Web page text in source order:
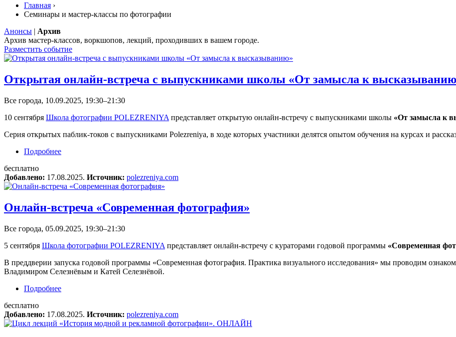
Главная ›
Семинары и мастер-классы по фотографии
Анонсы | Архив
Архив мастер-классов, воркшопов, лекций, проходивших в вашем городе.
Разместить событие
Открытая онлайн-встреча с выпускниками школы «От замысла к
Все города, 10.09.2025, 19:30–21:30
10 сентября Школа фотографии POLEZRENIYA представляет открытую онлайн-встречу с выпускниками школы «От замысла к
Cерия открытых паблик-токов с выпускниками Polezreniya, в ходе которых участники делятся опытом обучения на курсах и
Подробнее
бесплатно
Добавлено: 17.08.2025. Источник: polezreniya.com
Онлайн-встреча «Современная фотография»
Все города, 05.09.2025, 19:30–21:30
5 сентября Школа фотографии POLEZRENIYA представляет онлайн-встречу с кураторами годовой программы «Современная
В преддверии запуска годовой программы «Современная фотография. Практика визуального исследования» мы проводим
Владимиром Селезнёвым и Катей Селезнёвой.
Подробнее
бесплатно
Добавлено: 17.08.2025. Источник: polezreniya.com